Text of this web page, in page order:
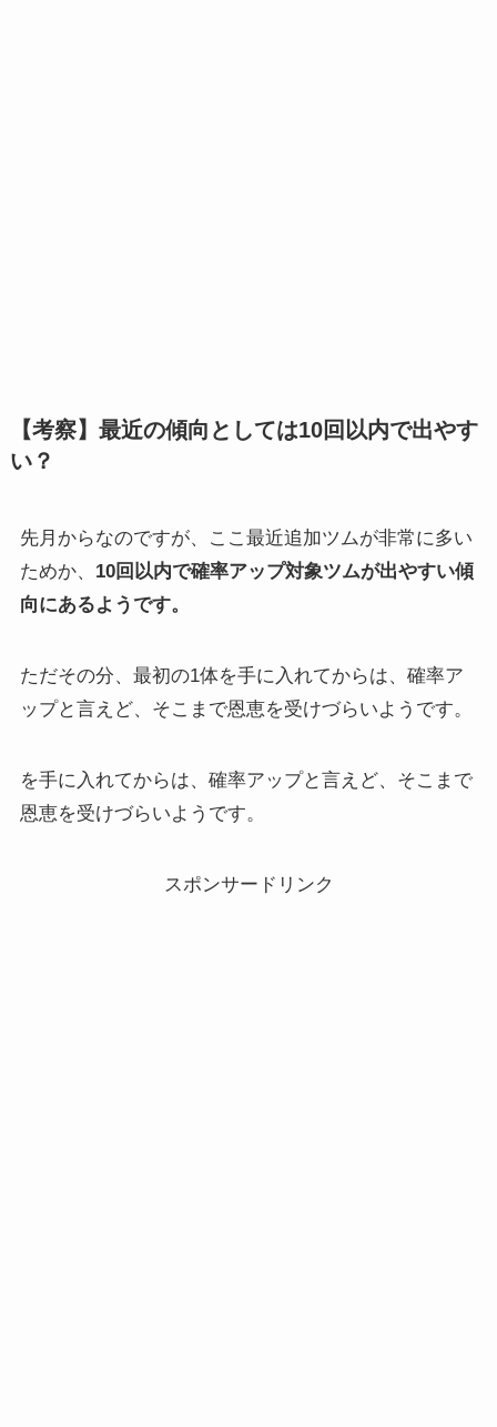
【考察】最近の傾向としては10回以内で出やす
い？
先月からなのですが、ここ最近追加ツムが非常に多い
ためか、 10回以内で確率アップ対象ツムが出やすい傾
向にあるようです。
ただその分、最初の1体を手に入れてからは、確率ア
ップと言えど、そこまで恩恵を受けづらいようです。
を手に入れてからは、確率アップと言えど、そこまで
恩恵を受けづらいようです。
スポンサードリンク